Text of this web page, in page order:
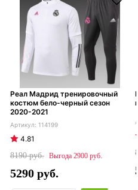
Реал Мадрид тренировочный
костюм бело-черный сезон
2020-2021
114199
4.81
8190
2900
5290